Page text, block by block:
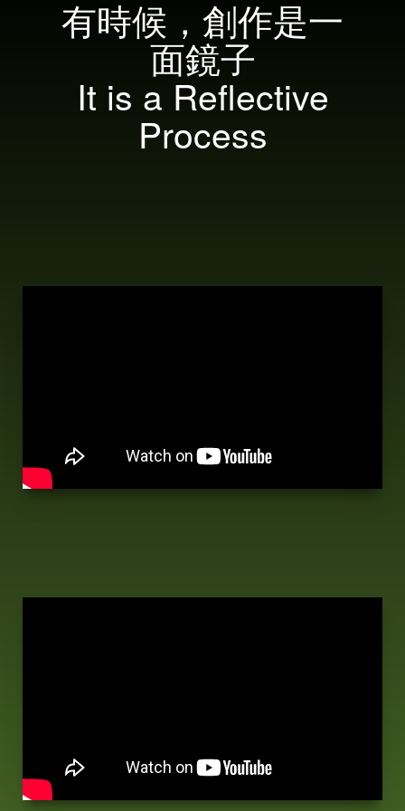
有時候，創作是一
面鏡子
It is a Reflective
Process